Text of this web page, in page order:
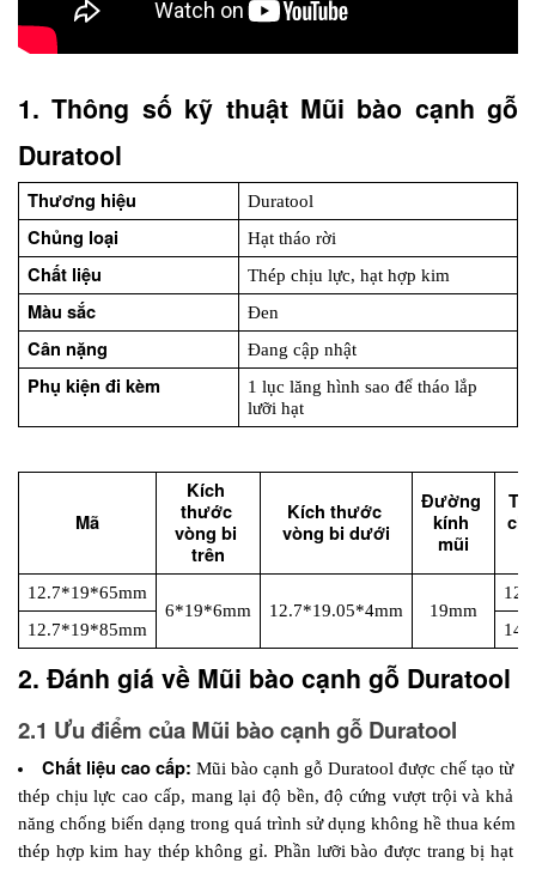
1. Thông số kỹ thuật Mũi bào cạnh gỗ
Duratool
Thương hiệu Duratool
Chủng loại Hạt tháo rời
Chất liệu Thép chịu lực, hạt hợp kim
Màu sắc Đen
Cân nặng Đang cập nhật
Phụ kiện đi kèm
1 lục lăng hình sao để tháo lắp
lưỡi hạt
Mã
Kích
thước
vòng bi
trên
Kích thước
vòng bi dưới
Đường
kính
mũi
12.7*19*65mm
6*19*6mm
12.7*19.05*4mm 19mm
12.7*19*85mm
2. Đánh giá về Mũi bào cạnh gỗ Duratool
2.1 Ưu điểm của Mũi bào cạnh gỗ Duratool
Chất liệu cao cấp: Mũi bào cạnh gỗ Duratool được chế tạo từ
thép chịu lực cao cấp, mang lại độ bền, độ cứng vượt trội và khả
năng chống biến dạng trong quá trình sử dụng không hề thua kém
thép hợp kim hay thép không gỉ. Phần lưỡi bào được trang bị hạt